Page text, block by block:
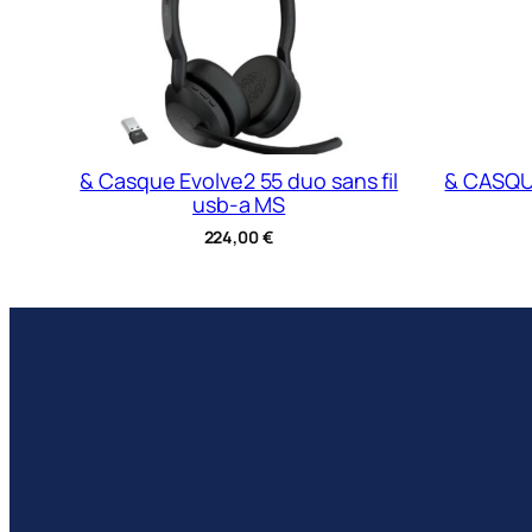
& Casque Evolve2 55 duo sans fil
usb-a MS
224,00€
&